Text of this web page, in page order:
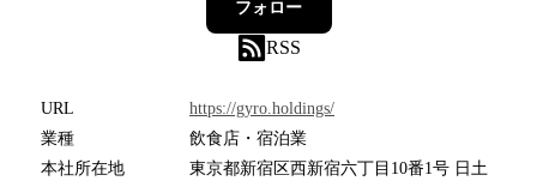
フォロー
RSS
URL
https://gyro.holdings/
業種
飲食店・宿泊業
本社所在地
東京都新宿区西新宿六丁目10番1号 日土